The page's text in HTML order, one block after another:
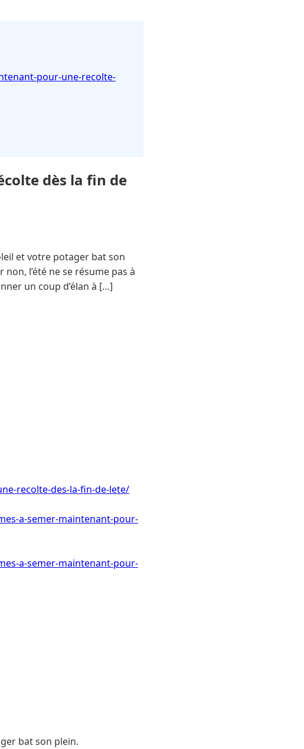
pour-une-recolte-
dès la fin de
et votre potager bat son
l’été ne se résume pas à
un coup d’élan à […]
recolte-des-la-fin-de-lete/
a-semer-maintenant-pour-
a-semer-maintenant-pour-
bat son plein.